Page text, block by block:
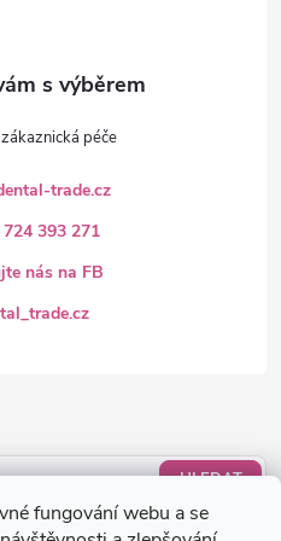
fungování webu a se
HLEDAT
trade.cz
393 271
nás na FB